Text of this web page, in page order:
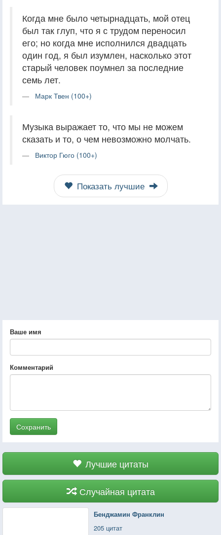
Когда мне было четырнадцать, мой отец
был так глуп, что я с трудом переносил
его; но когда мне исполнился двадцать
один год, я был изумлен, насколько этот
старый человек поумнел за последние
семь лет.
Марк Твен (100+)
Музыка выражает то, что мы не можем
сказать и то, о чем невозможно молчать.
Виктор Гюго (100+)
Показать лучшие
Ваше имя
Комментарий
Сохранить
Лучшие цитаты
Случайная цитата
Бенджамин Франклин
205 цитат